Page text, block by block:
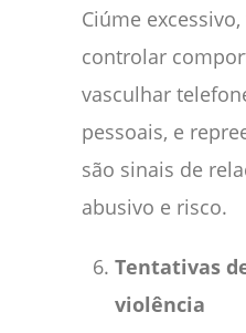
Ciúme
controlar
vasculhar
pessoais, e
são sinais de
abusivo e risco.
Tentativas
violência